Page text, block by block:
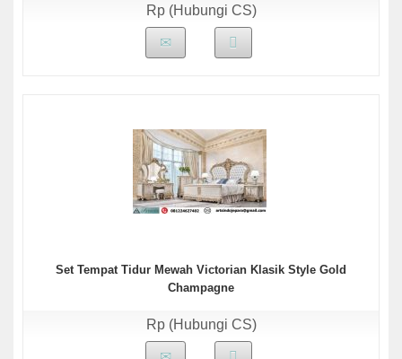
Rp (Hubungi CS)
Set Tempat Tidur Mewah Victorian Klasik Style Gold
Champagne
Rp (Hubungi CS)